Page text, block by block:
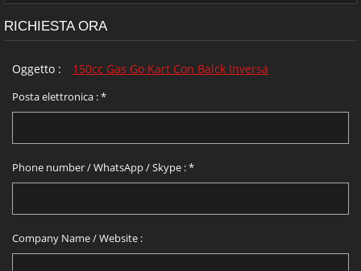
RICHIESTA ORA
Oggetto : 150cc Gas Go Kart Con Balck Inversa
Posta elettronica :*
Phone number / WhatsApp / Skype :*
Company Name / Website :